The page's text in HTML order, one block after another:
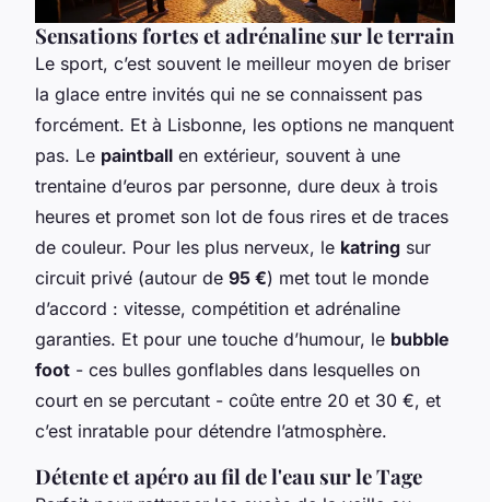
Sensations fortes et adrénaline sur le terrain
Le sport, c’est souvent le meilleur moyen de briser
la glace entre invités qui ne se connaissent pas
forcément. Et à Lisbonne, les options ne manquent
pas. Le paintball en extérieur, souvent à une
trentaine d’euros par personne, dure deux à trois
heures et promet son lot de fous rires et de traces
de couleur. Pour les plus nerveux, le katring sur
circuit privé (autour de 95 €) met tout le monde
d’accord : vitesse, compétition et adrénaline
garanties. Et pour une touche d’humour, le bubble
foot - ces bulles gonflables dans lesquelles on
court en se percutant - coûte entre 20 et 30 €, et
c’est inratable pour détendre l’atmosphère.
Détente et apéro au fil de l'eau sur le Tage